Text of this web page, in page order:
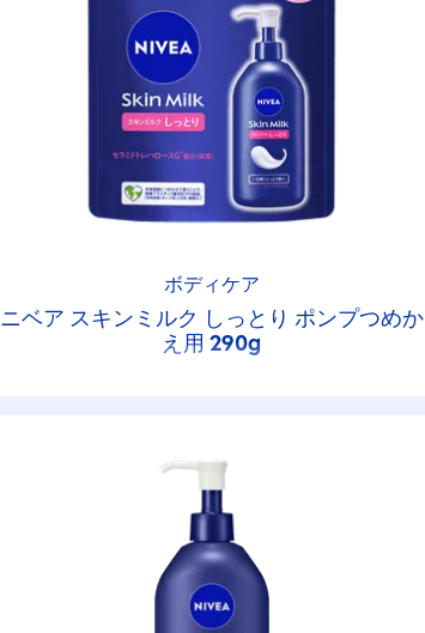
ボディケア
ニベア スキンミルク しっとり ポンプつめか
え用 290g